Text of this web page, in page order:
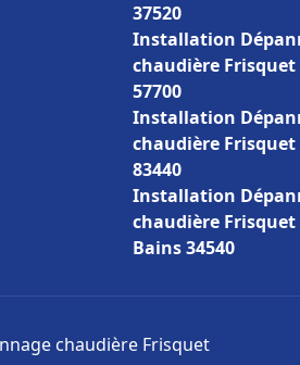
37520
Installation
chaudière Frisquet
57700
Installation
chaudière Frisquet
83440
Installation
chaudière Frisquet
Bains 34540
chaudière Frisquet